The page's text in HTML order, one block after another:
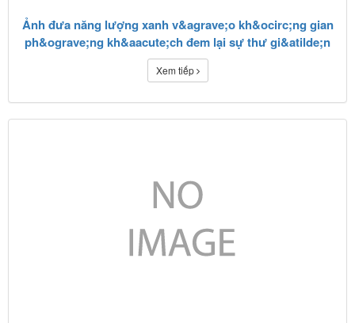
Ảnh đưa năng lượng xanh v&agrave;o kh&ocirc;ng gian
ph&ograve;ng kh&aacute;ch đem lại sự thư gi&atilde;n
Xem tiếp